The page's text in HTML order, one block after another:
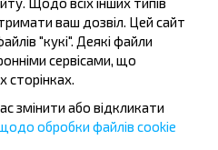
ваш дозвіл. Цей сайт
"кукі". Деякі файли
сервісами, що
сторінках.
змінити або відкликати
обробки файлів cookie